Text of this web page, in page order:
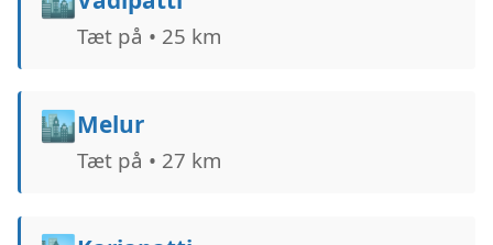
Tæt på • 25 km
🏙️Melur
Tæt på • 27 km